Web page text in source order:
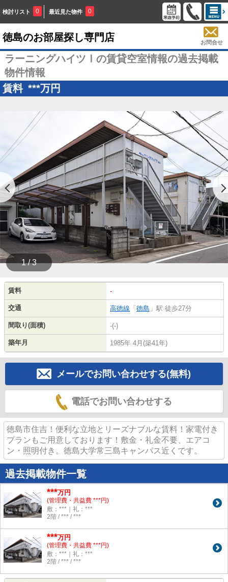
検討リスト 0 最近見た物件 0
徳島のお部屋探し専門店 お問合せ
ラーニングハイツⅠの賃貸空室情報の過去掲載
物件情報
賃料 ***万円
1 / 3
賃料 -
交通 高徳線 「 徳島 」駅 徒歩27分
間取り(面積) -(-)
築年月 1985年 4月(築41年)
メールでお問い合わせする(無料)
電話でお問い合わせする
徳島市住吉！便利な立地とリーズナブルな賃料！家電付き
プランもご用意しております！敷金・礼金不要、エアコ
ン・照明付き。徳島大学常三島キャンパス近くです。
過去掲載物件一覧
***万円
(管理費・共益費 ***円)
敷：***｜礼：***
2階 / *** / ***
***万円
(管理費・共益費 ***円)
敷：***｜礼：***
2階 / *** / ***